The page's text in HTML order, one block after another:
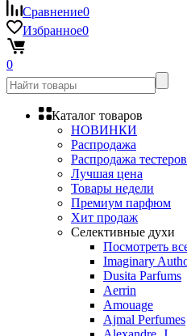
Сравнение0
Избранное0
0
Каталог товаров
НОВИНКИ
Распродажа
Распродажа тестеров
Лучшая цена
Товары недели
Премиум парфюм
Хит продаж
Селективные духи
Посмотреть
Imaginary
Dusita Parfums
Aerrin
Amouage
Ajmal Perfumes